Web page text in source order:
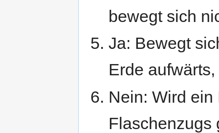
bewegt sich
Ja: Bewegt
Erde
Nein: Wird
Flaschenzugs